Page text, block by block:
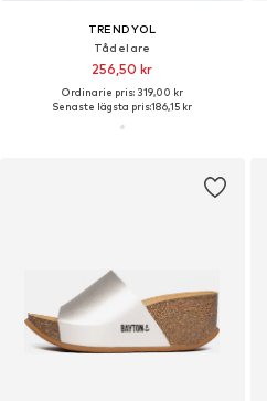
TRENDYOL
Tådelare
256,50 kr
Ordinarie pris: 319,00 kr
Senaste lägsta pris:186,15 kr